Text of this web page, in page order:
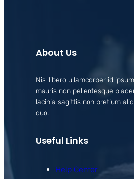
About Us
Nisl libero ullamcorper id
mauris non pellentesque
lacinia sagittis non pretium
quo.
Useful Links
Help Center